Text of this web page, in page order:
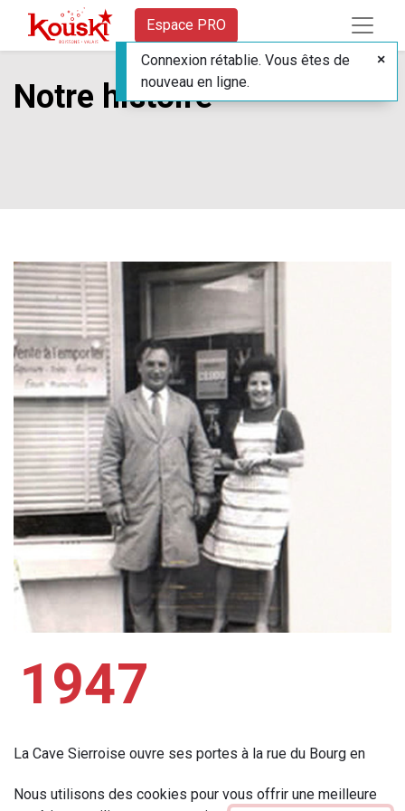
Espace PRO
Notre histoire
1947
La Cave Sierroise ouvre ses portes à la rue du Bourg en
Otto Pfyffer, âgés respectivement de 19 et 23 ans. Son
Nous utilisons des cookies pour vous offrir une meilleure
Connexion rétablie. Vous êtes de
nouveau en ligne.